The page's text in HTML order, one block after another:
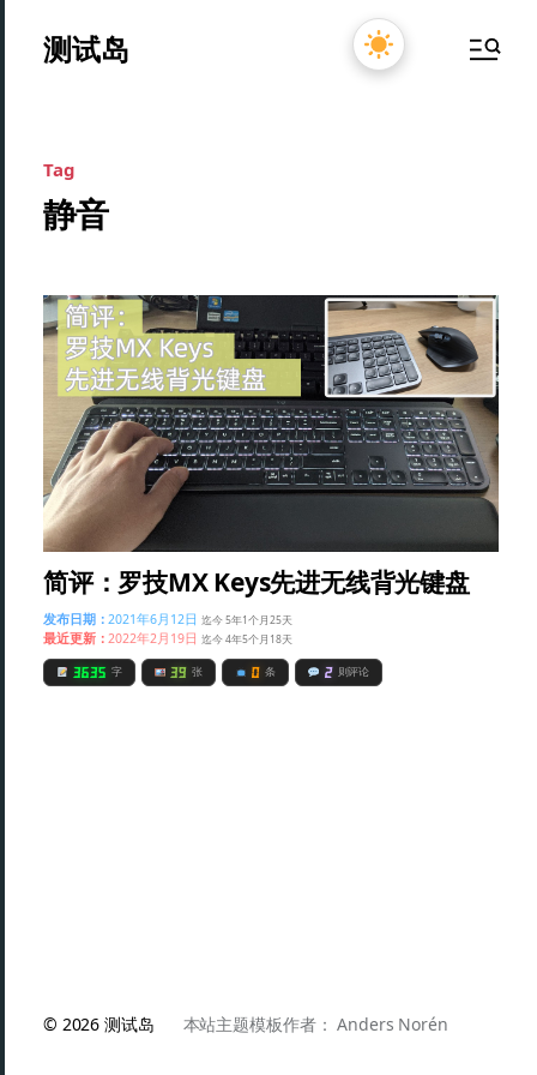
测试岛
Tag
静音
简评：罗技MX Keys先进无线背光键盘
发布日期： 2021年6月12日 迄今 5年1个月25天
最近更新： 2022年2月19日 迄今 4年5个月18天
3635 字 39 张 0 条 2 则评论
© 2026测试岛 本站主题模板作者：Anders Norén